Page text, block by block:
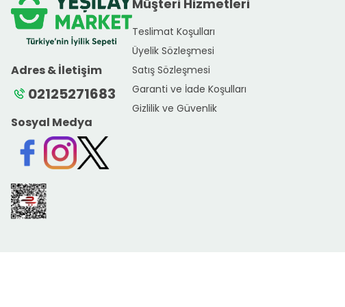
Adres & İletişim
02125271683
Sosyal Medya
FacebookInstagramTwitter
Müşteri Hizmetleri
Teslimat Koşulları
Üyelik Sözleşmesi
Satış Sözleşmesi
Garanti ve İade Koşulları
Gizlilik ve Güvenlik